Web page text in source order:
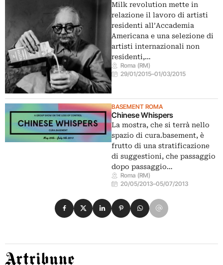
Milk revolution mette in
relazione il lavoro di artisti
residenti all’Accademia
Americana e una selezione di
artisti internazionali non
residenti,…
Roma (RM)
29/01/2015–01/03/2015
BASEMENT ROMA
Chinese Whispers
La mostra, che si terrà nello
spazio di cura.basement, è
frutto di una stratificazione
di suggestioni, che passaggio
dopo passaggio…
Roma (RM)
20/05/2013–05/07/2013
Condividi su Facebook
Condividi su X
Condividi su LinkedIn
Condividi su Pinterest
Condividi su WhatsApp
Condividi su Email
Artribune